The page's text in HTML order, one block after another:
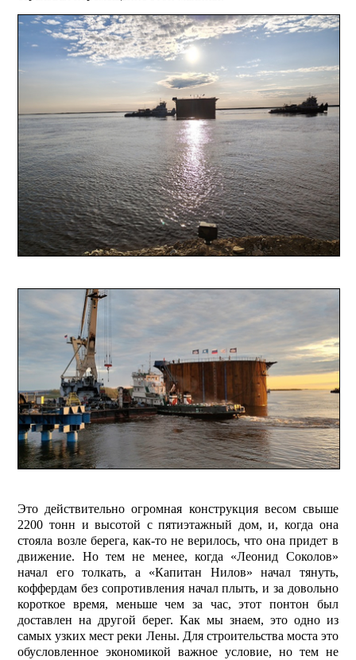
Это действительно огромная конструкция весом свыше
2200 тонн и высотой с пятиэтажный дом, и, когда она
стояла возле берега, как-то не верилось, что она придет в
движение. Но тем не менее, когда «Леонид Соколов»
начал его толкать, а «Капитан Нилов» начал тянуть,
коффердам без сопротивления начал плыть, и за довольно
короткое время, меньше чем за час, этот понтон был
доставлен на другой берег. Как мы знаем, это одно из
самых узких мест реки Лены. Для строительства моста это
обусловленное экономикой важное условие, но тем не